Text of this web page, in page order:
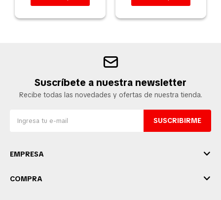
11CM
Suscríbete a nuestra newsletter
Recibe todas las novedades y ofertas de nuestra tienda.
SUSCRIBIRME
EMPRESA
COMPRA